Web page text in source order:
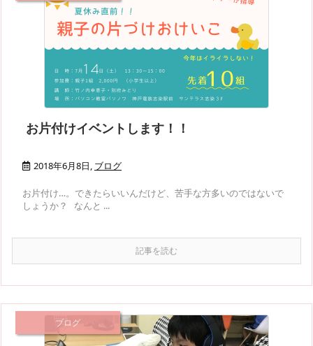
お片付けイベントします！！
2018年6月8日, ブログ
お片付け…。できたらいいんだけど、苦手な方多いのではないで
しょうか？ なんと ...
記事を読む
ブログ